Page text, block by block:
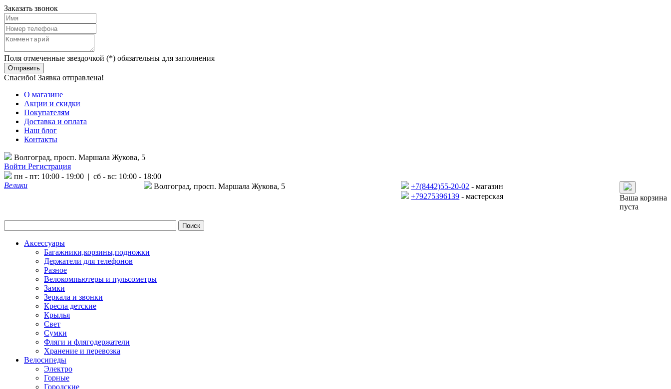
Заказать звонок
Поля отмеченные звездочкой (*) обязательны для заполнения
Спасибо! Заявка отправлена!
О магазине
Акции и скидки
Покупателям
Доставка и оплата
Наш блог
Контакты
Волгоград, просп. Маршала Жукова, 5
Войти Регистрация
пн - пт: 10:00 - 19:00 | сб - вс: 10:00 - 18:00
Велики
Волгоград, просп. Маршала Жукова, 5 +7(8442)55-20-02 - магазин
+79275396139 - мастерская
Ваша корзина
пуста
Аксессуары
Багажники,корзины,подножки
Держатели для телефонов
Разное
Велокомпьютеры и пульсометры
Замки
Зеркала и звонки
Кресла детские
Крылья
Свет
Сумки
Фляги и флягодержатели
Хранение и перевозка
Велосипеды
Электро
Горные
Городские